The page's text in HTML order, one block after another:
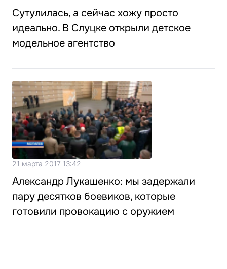
Сутулилась, а сейчас хожу просто
идеально. В Слуцке открыли детское
модельное агентство
21 марта 2017 13:42
Александр Лукашенко: мы задержали
пару десятков боевиков, которые
готовили провокацию с оружием